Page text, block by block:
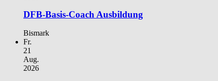
DFB-Basis-Coach Ausbildung
Bismark
Fr.
21
Aug.
2026